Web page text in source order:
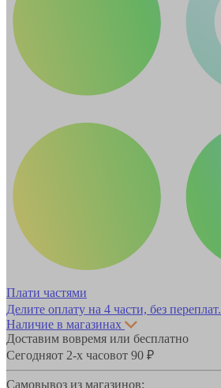
Плати частями
Делите оплату на 4 части, без переплат.
Наличие в магазинах
Доставим вовремя или бесплатно
Сегодняот 2-х часовот 90 ₽
Самовывоз из магазинов: